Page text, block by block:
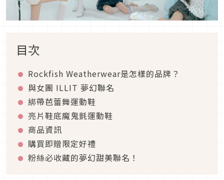
目次
Rockfish Weatherwear是怎樣的品牌？
與女團 ILLIT 夢幻聯名
綁帶芭蕾舞運動鞋
亮片鞋底魔鬼氈運動鞋
商品資訊
購買即贈限定好禮
粉絲必收藏的夢幻甜美聯名！